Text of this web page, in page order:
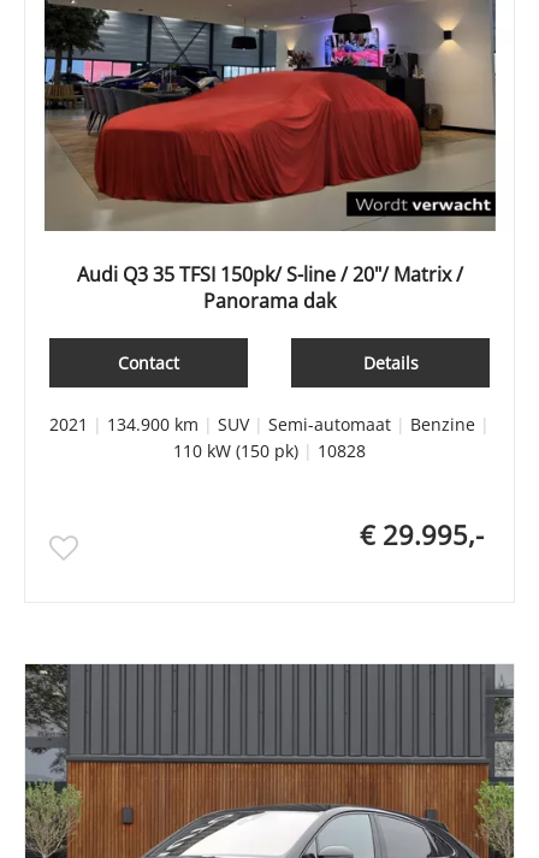
Audi Q3 35 TFSI 150pk/ S-line / 20"/ Matrix /
Panorama dak
Details
Contact
2021 | 134.900 km | SUV| Semi-automaat | Benzine |
110 kW (150 pk) | 10828
€ 29.995,-